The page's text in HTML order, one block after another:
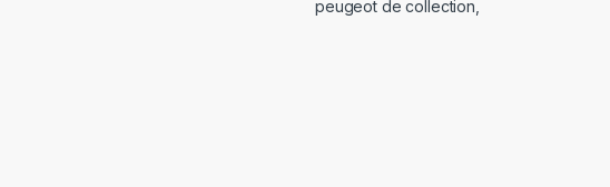
peugeot de collection